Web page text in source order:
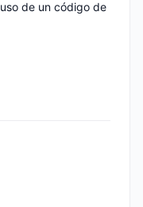
de un código de